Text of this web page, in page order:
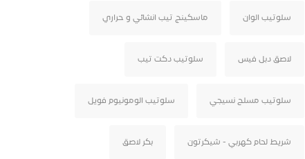
سلوتيب الوان ماسكينج تيب انشائي و حراري
لاصق دبل فيس سلوتيب دكت تيب
سلوتيب مسلح نسيجي سلوتيب الومونيوم فويل
شريط لحام كهربي - شيكرتون بكر لاصق